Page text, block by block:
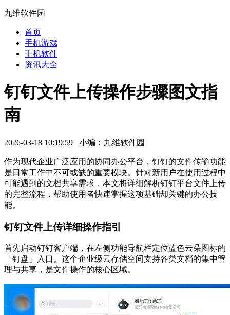
九维软件园
首页
手机游戏
手机软件
资讯大全
钉钉文件上传操作步骤图文指
南
2026-03-18 10:19:59 小编：九维软件园
作为现代企业广泛应用的协同办公平台，钉钉的文件传输功能
是日常工作中不可或缺的重要模块。针对新用户在使用过程中
可能遇到的文档共享需求，本文将详细解析钉钉平台文件上传
的完整流程，帮助使用者快速掌握这项基础却关键的办公技
能。
钉钉文件上传详细操作指引
首先启动钉钉客户端，在左侧功能导航栏定位蓝色云朵图标的
「钉盘」入口。这个企业级云存储空间支持各类文档的集中管
理与共享，是文件操作的核心区域。